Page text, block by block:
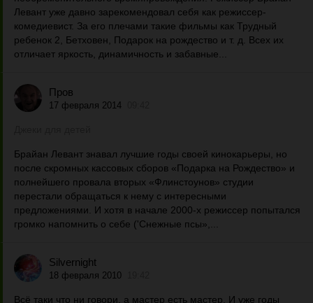
Левант уже давно зарекомендовал себя как режиссер-
комедиевист. За его плечами такие фильмы как Трудный
ребенок 2, Бетховен, Подарок на рождество и т. д. Всех их
отличает яркость, динамичность и забавные...
Пров
17 февраля 2014
Брайан Левант знавал лучшие годы своей кинокарьеры, но
после скромных кассовых сборов «Подарка на Рождество» и
полнейшего провала вторых «Флинстоунов» студии
перестали обращаться к нему с интересными
предложениями. И хотя в начале 2000-х режиссер попытался
громко напомнить о себе ('Снежные псы»,...
Silvernight
18 февраля 2010
Всё таки что ни говори, а мастер есть мастер. И уже годы